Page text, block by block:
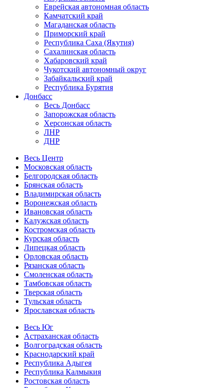
Еврейская автономная область
Камчатский край
Магаданская область
Приморский край
Республика Саха (Якутия)
Сахалинская область
Хабаровский край
Чукотский автономный округ
Забайкальский край
Республика Бурятия
Донбасс
Весь Донбасс
Запорожская область
Херсонская область
ЛНР
ДНР
Весь Центр
Московская область
Белгородская область
Брянская область
Владимирская область
Воронежская область
Ивановская область
Калужская область
Костромская область
Курская область
Липецкая область
Орловская область
Рязанская область
Смоленская область
Тамбовская область
Тверская область
Тульская область
Ярославская область
Весь Юг
Астраханская область
Волгоградская область
Краснодарский край
Республика Адыгея
Республика Калмыкия
Ростовская область